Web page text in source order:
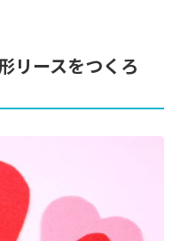
リースをつくろ